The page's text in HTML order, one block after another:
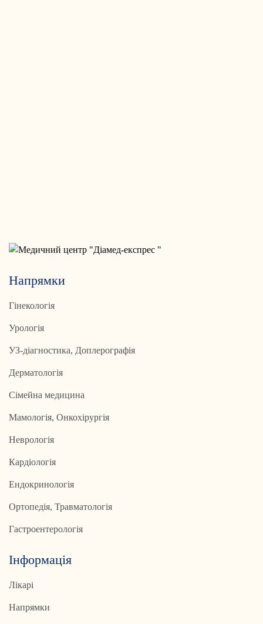
Напрямки
Гінекологія
Урологія
УЗ-діагностика, Доплерографія
Дерматологія
Сімейна медицина
Мамологія, Онкохірургія
Неврологія
Кардіологія
Ендокринологія
Ортопедія, Травматологія
Гастроентерологія
Інформація
Лікарі
Напрямки